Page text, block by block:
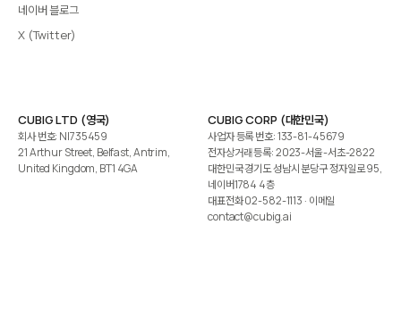
네이버 블로그
X (Twitter)
CUBIG LTD (영국)
회사 번호: NI735459
21 Arthur Street, Belfast, Antrim,
United Kingdom, BT1 4GA
CUBIG CORP (대한민국)
사업자 등록 번호: 133-81-45679
전자상거래 등록: 2023-서울-서초-2822
대한민국 경기도 성남시 분당구 정자일로 95,
네이버1784 4층
대표전화02-582-1113 · 이메일
contact@cubig.ai